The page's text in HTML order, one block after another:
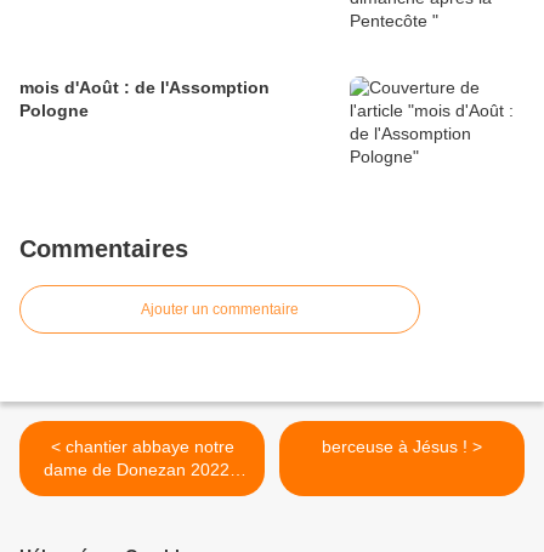
mois d'Août : de l'Assomption
Pologne
Commentaires
Ajouter un commentaire
< chantier abbaye notre
dame de Donezan 2022 -
Fontgombault
berceuse à Jésus ! >